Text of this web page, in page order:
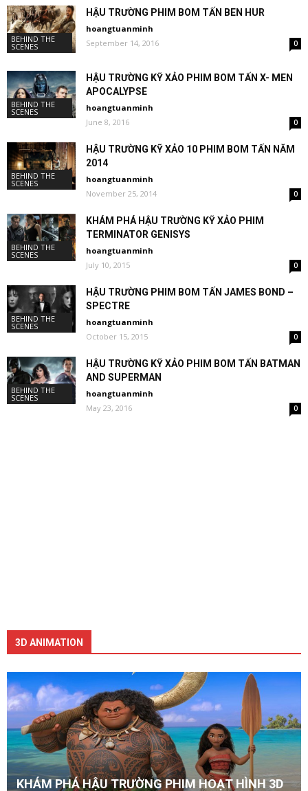
BEHIND THE
SCENES
HẬU TRƯỜNG PHIM BOM TẤN BEN HUR
hoangtuanminh
September 14, 2016
0
BEHIND THE
SCENES
HẬU TRƯỜNG KỸ XẢO PHIM BOM TẤN X- MEN
APOCALYPSE
hoangtuanminh
June 8, 2016
0
BEHIND THE
SCENES
HẬU TRƯỜNG KỸ XẢO 10 PHIM BOM TẤN NĂM
2014
hoangtuanminh
November 25, 2014
0
BEHIND THE
SCENES
KHÁM PHÁ HẬU TRƯỜNG KỸ XẢO PHIM
TERMINATOR GENISYS
hoangtuanminh
July 10, 2015
0
BEHIND THE
SCENES
HẬU TRƯỜNG PHIM BOM TẤN JAMES BOND –
SPECTRE
hoangtuanminh
October 15, 2015
0
BEHIND THE
SCENES
HẬU TRƯỜNG KỸ XẢO PHIM BOM TẤN BATMAN
AND SUPERMAN
hoangtuanminh
May 23, 2016
0
3D ANIMATION
KHÁM PHÁ HẬU TRƯỜNG PHIM HOẠT HÌNH 3D